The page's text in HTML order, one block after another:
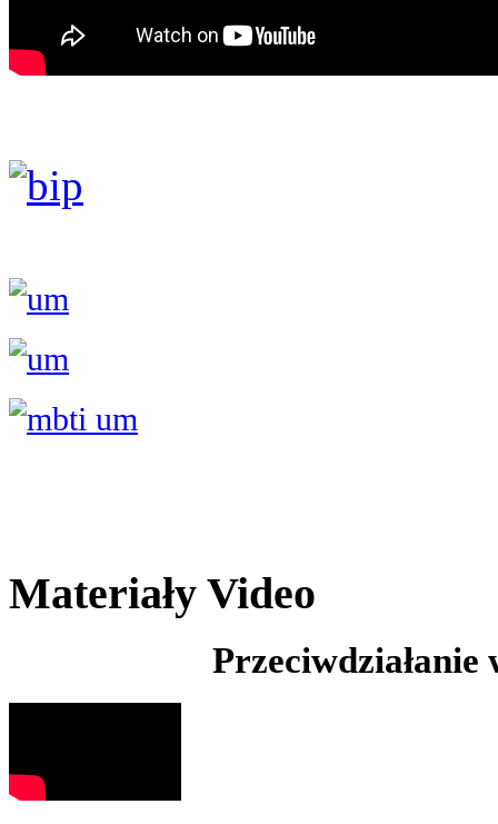
Materiały Video